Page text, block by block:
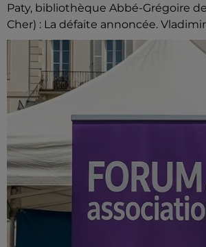
Paty, bibliothèque Abbé-Grégoire
Cher) : La défaite annoncée.